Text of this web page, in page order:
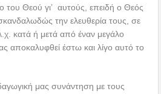
του Θεού γι’ αυτούς, επειδή ο Θεός
την ελευθερία τους, σε
κατά ή μετά από έναν μεγάλο
αποκαλυφθεί έστω και λίγο αυτό το
μας συνάντηση με τους